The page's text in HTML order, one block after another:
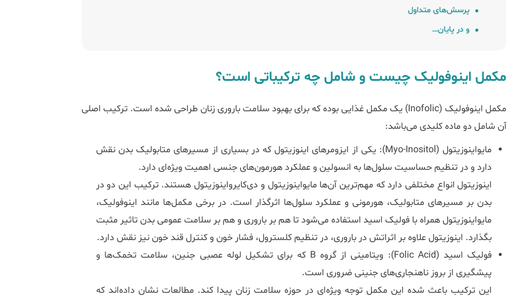
پرسش‌های متداول
و در پایان…
مکمل اینوفولیک چیست و شامل چه ترکیباتی است؟
مکمل اینوفولیک (Inofolic) یک مکمل غذایی بوده که برای بهبود سلامت باروری زنان طراحی شده است. ترکیب اصلی
آن شامل دو ماده کلیدی می‌باشد:
مایواینوزیتول (Myo-Inositol): یکی از ایزومرهای اینوزیتول که در بسیاری از مسیرهای متابولیک بدن نقش
دارد و در تنظیم حساسیت سلول‌ها به انسولین و عملکرد هورمون‌های جنسی اهمیت ویژه‌ای دارد.
اینوزیتول انواع مختلفی دارد که مهم‌ترین آن‌ها مایواینوزیتول و دی‌کایرواینوزیتول هستند. ترکیب این دو در
بدن بر مسیرهای متابولیک، هورمونی و عملکرد سلول‌ها اثرگذار است. در برخی مکمل‌ها مانند اینوفولیک،
مایواینوزیتول همراه با فولیک اسید استفاده می‌شود تا هم بر باروری و هم بر سلامت عمومی بدن تاثیر مثبت
بگذارد. اینوزیتول علاوه بر اثراتش در باروری، در تنظیم کلسترول، فشار خون و کنترل قند خون نیز نقش دارد.
فولیک اسید (Folic Acid): ویتامینی از گروه B که برای تشکیل لوله عصبی جنین، سلامت تخمک‌ها و
پیشگیری از بروز ناهنجاری‌های جنینی ضروری است.
این ترکیب باعث شده این مکمل توجه ویژه‌ای در حوزه سلامت زنان پیدا کند. مطالعات نشان داده‌اند که